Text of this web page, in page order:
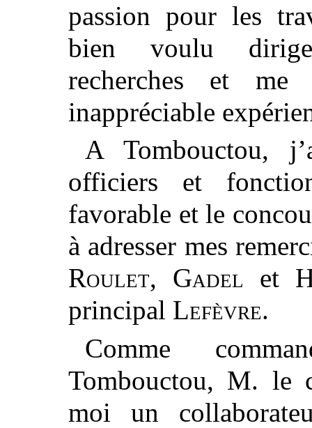
passion pour les
bien voulu
recherches et
inappréciable
A Tombouctou,
officiers et
favorable et le
à adresser mes
Roulet, Gadel et
principal Lefèvre.
Comme
Tombouctou, M. le
moi un